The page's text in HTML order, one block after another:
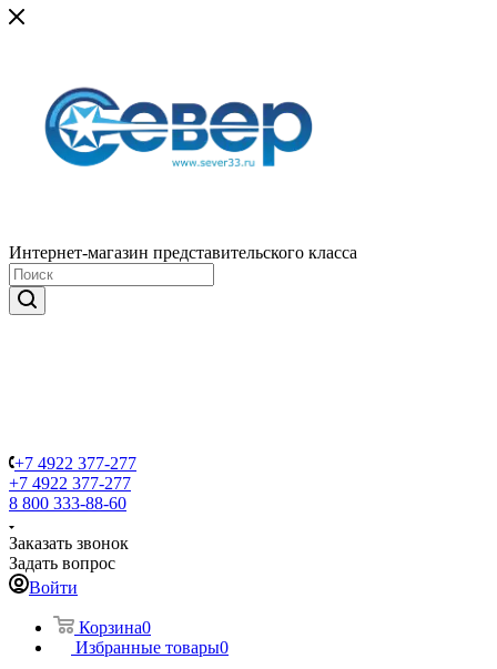
Интернет-магазин представительского класса
+7 4922 377-277
+7 4922 377-277
8 800 333-88-60
Заказать звонок
Задать вопрос
Войти
Корзина0
Избранные товары0